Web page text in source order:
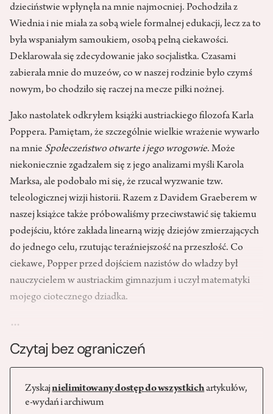
dzieciństwie wpłynęła na mnie najmocniej. Pochodziła z
Wiednia i nie miała za sobą wiele formalnej edukacji, lecz za to
była wspaniałym samoukiem, osobą pełną ciekawości.
Deklarowała się zdecydowanie jako socjalistka. Czasami
zabierała mnie do muzeów, co w naszej rodzinie było czymś
nowym, bo chodziło się raczej na mecze piłki nożnej.
Jako nastolatek odkryłem książki austriackiego filozofa Karla
Poppera. Pamiętam, że szczególnie wielkie wrażenie wywarło
na mnie Społeczeństwo otwarte i jego wrogowie. Może
niekoniecznie zgadzałem się z jego analizami myśli Karola
Marksa, ale podobało mi się, że rzucał wyzwanie tzw.
teleologicznej wizji historii. Razem z Davidem Graeberem w
naszej książce także próbowaliśmy przeciwstawić się takiemu
podejściu, które zakłada linearną wizję dziejów zmierzających
do jednego celu, rzutując teraźniejszość na przeszłość. Co
ciekawe, Popper przed dojściem nazistów do władzy był
nauczycielem w austriackim gimnazjum i uczył matematyki
mojego ciotecznego dziadka.
…
Czytaj bez ograniczeń
Zyskajnielimitowany dostęp do wszystkichartykułów,
e-wydań i archiwum